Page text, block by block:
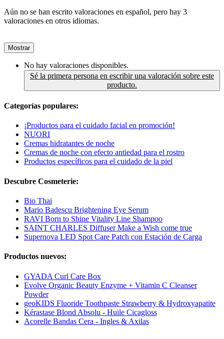
Aún no se han escrito valoraciones en español, pero hay 3
valoraciones en otros idiomas.
Mostrar
No hay valoraciones disponibles.
Sé la primera persona en escribir una valoración sobre este
producto.
Categorías populares:
¡Productos para el cuidado facial en promoción!
NUORI
Cremas hidratantes de noche
Cremas de noche con efecto antiedad para el rostro
Productos específicos para el cuidado de la piel
Descubre Cosmeterie:
Bio Thai
Mario Badescu Brightening Eye Serum
RAVI Born to Shine Vitality Line Shampoo
SAINT CHARLES Diffuser Make a Wish come true
Supernova LED Spot Care Patch con Estación de Carga
Productos nuevos:
GYADA Curl Care Box
Evolve Organic Beauty Enzyme + Vitamin C Cleanser
Powder
geoKIDS Fluoride Toothpaste Strawberry & Hydroxyapatite
Kérastase Blond Absolu - Huile Cicagloss
Acorelle Bandas Cera - Ingles & Axilas